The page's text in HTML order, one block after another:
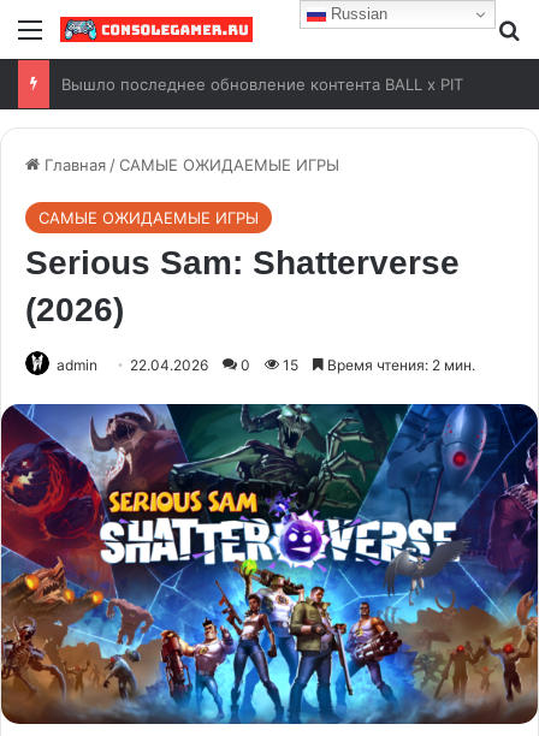
Free Play Days на Xbox с 6 по 9 августа 2026 года
Главная /САМЫЕ ОЖИДАЕМЫЕ ИГРЫ
САМЫЕ ОЖИДАЕМЫЕ ИГРЫ
Serious Sam: Shatterverse
(2026)
admin 22.04.2026 0 15 Время чтения: 2 мин.
Russian